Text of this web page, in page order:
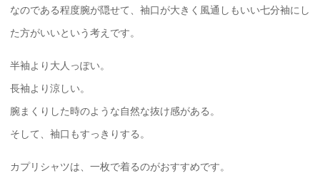
なのである程度腕が隠せて、袖口が大きく風通しもいい七分袖にし
た方がいいという考えです。
半袖より大人っぽい。
長袖より涼しい。
腕まくりした時のような自然な抜け感がある。
そして、袖口もすっきりする。
カプリシャツは、一枚で着るのがおすすめです。